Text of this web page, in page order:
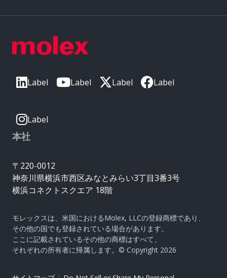
Label Label Label Label
Label
本社
〒220-0012
神奈川県横浜市西区みなとみらい3丁目3番3号
横浜コネクトスクエア 18階
モレックスは、米国におけるMolex, LLCの登録商標であり、
その他の国でも登録されている場合があります。
ここに記載されているその他の商標はすべて、
それぞれの所有者に帰属します。© Copyright 2026